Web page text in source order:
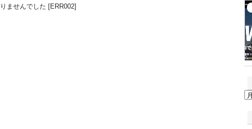
ませんでした [ERR002]